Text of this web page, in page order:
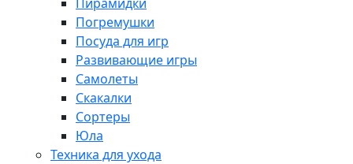
Погремушки
Посуда для игр
Развивающие игры
Самолеты
Скакалки
Сортеры
Юла
Техника для ухода